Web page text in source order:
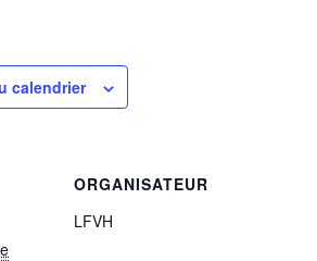
calendrier
ORGANISATEUR
LFVH